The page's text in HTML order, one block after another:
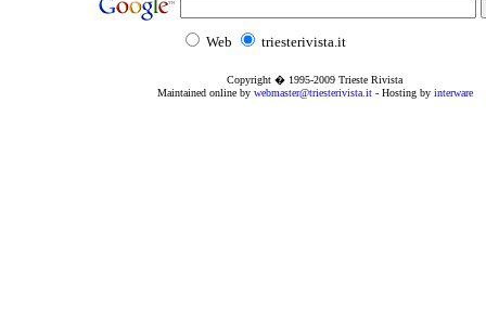
Web triesterivista.it
Copyright � 1995-2009 Trieste Rivista
Maintained online by webmaster@triesterivista.it- Hosting by interware